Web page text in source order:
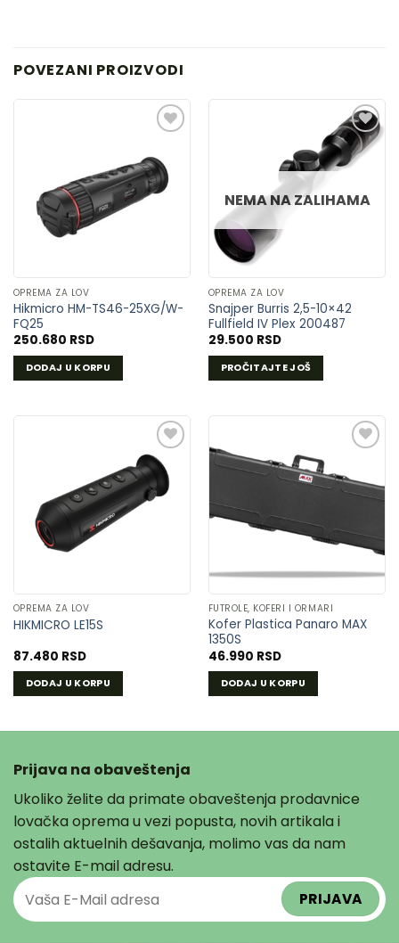
POVEZANI PROIZVODI
DODAJ
U
LISTU
OPREMA ZA LOV
Hikmicro HM-TS46-25XG/W-
FQ25
250.680 RSD
DODAJ U KORPU
U
LISTU
NEMA NA ZALIHAMA
OPREMA ZA LOV
Snajper Burris 2,5-10×42
Fullfield IV Plex 200487
29.500 RSD
PROČITAJTE JOŠ
DODAJ
OPREMA ZA LOV
HIKMICRO LE15S
87.480 RSD
DODAJ U KORPU
DODAJ
ŽELJA
FUTROLE, KOFERI I ORMARI
Kofer Plastica Panaro MAX
1350S
46.990 RSD
DODAJ U KORPU
Prijava na obaveštenja
Ukoliko želite da primate obaveštenja prodavnice
lovačka oprema u vezi popusta, novih artikala i
ostalih aktuelnih dešavanja, molimo vas da nam
ostavite E-mail adresu.